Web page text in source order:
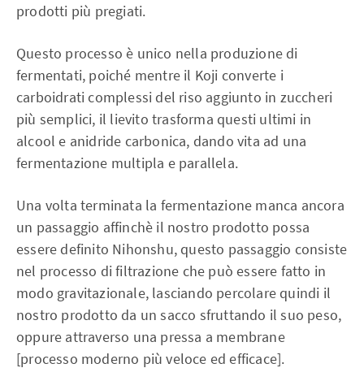
prodotti più pregiati.
Questo processo è unico nella produzione di
fermentati, poiché mentre il Koji converte i
carboidrati complessi del riso aggiunto in zuccheri
più semplici, il lievito trasforma questi ultimi in
alcool e anidride carbonica, dando vita ad una
fermentazione multipla e parallela.
Una volta terminata la fermentazione manca ancora
un passaggio affinchè il nostro prodotto possa
essere definito Nihonshu, questo passaggio consiste
nel processo di filtrazione che può essere fatto in
modo gravitazionale, lasciando percolare quindi il
nostro prodotto da un sacco sfruttando il suo peso,
oppure attraverso una pressa a membrane
[processo moderno più veloce ed efficace].